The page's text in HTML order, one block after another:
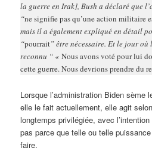
la guerre en Irak], Bush a déclaré que
“ne signifie pas qu’une action militaire
mais il a également expliqué en détail
“pourrait” être nécessaire. Et le jour
reconnu “ «Nous avons voté pour lui
cette guerre. Nous devrions prendre du
Lorsque l’administration Biden sème
elle le fait actuellement, elle agit
longtemps privilégiée, avec
pas parce que telle ou telle
faire.